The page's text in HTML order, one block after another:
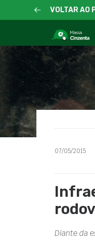
VOLTAR AO
07/05/2015
Diante da